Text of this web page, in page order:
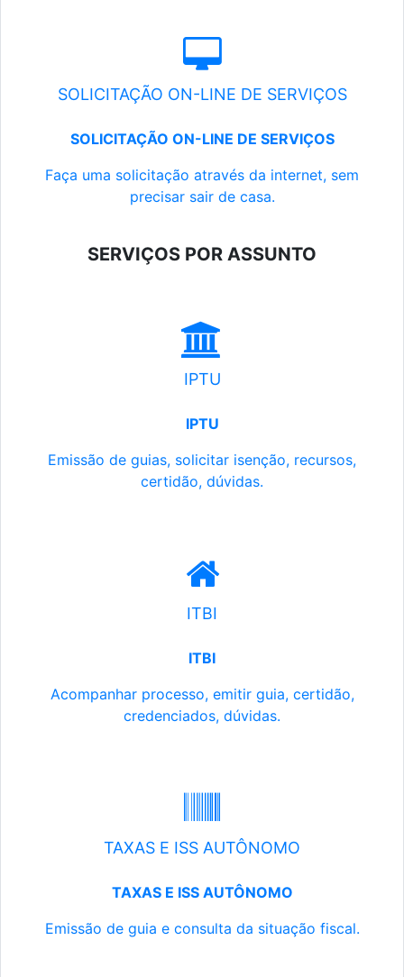
SOLICITAÇÃO ON-LINE DE SERVIÇOS
SOLICITAÇÃO ON-LINE DE SERVIÇOS
Faça uma solicitação através da internet, sem
precisar sair de casa.
SERVIÇOS POR ASSUNTO
IPTU
IPTU
Emissão de guias, solicitar isenção, recursos,
certidão, dúvidas.
ITBI
ITBI
Acompanhar processo, emitir guia, certidão,
credenciados, dúvidas.
TAXAS E ISS AUTÔNOMO
TAXAS E ISS AUTÔNOMO
Emissão de guia e consulta da situação fiscal.